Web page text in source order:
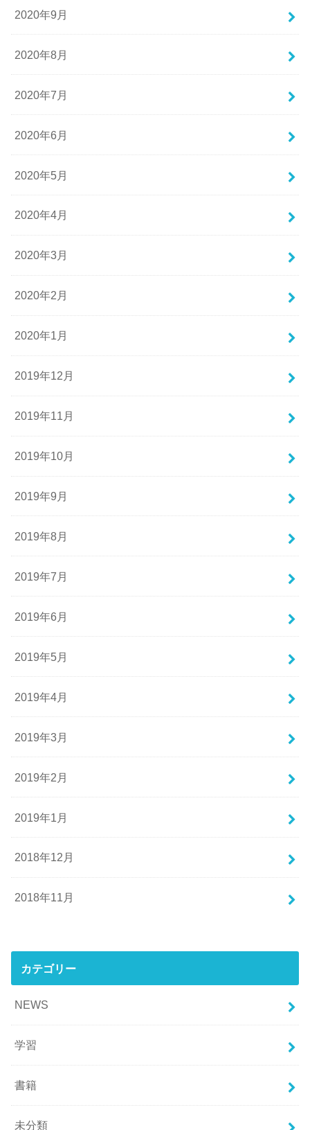
2020年9月
2020年8月
2020年7月
2020年6月
2020年5月
2020年4月
2020年3月
2020年2月
2020年1月
2019年12月
2019年11月
2019年10月
2019年9月
2019年8月
2019年7月
2019年6月
2019年5月
2019年4月
2019年3月
2019年2月
2019年1月
2018年12月
2018年11月
カテゴリー
NEWS
学習
書籍
未分類